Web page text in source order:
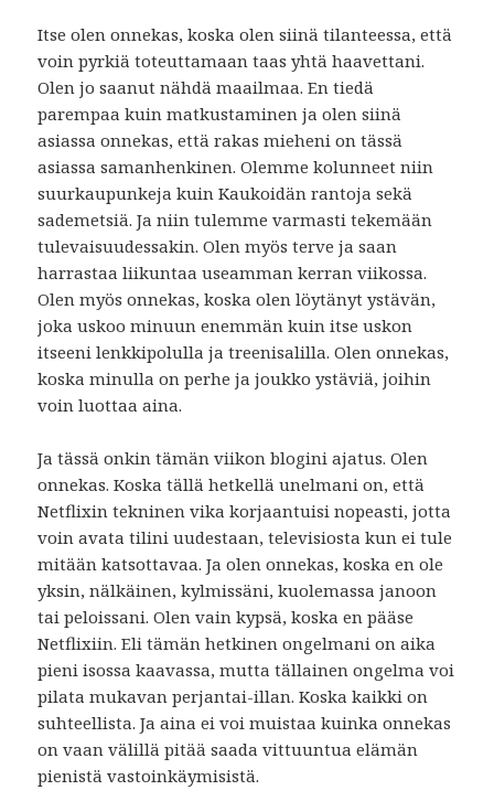
Itse olen onnekas, koska olen siinä tilanteessa, että
voin pyrkiä toteuttamaan taas yhtä haavettani.
Olen jo saanut nähdä maailmaa. En tiedä
parempaa kuin matkustaminen ja olen siinä
asiassa onnekas, että rakas mieheni on tässä
asiassa samanhenkinen. Olemme kolunneet niin
suurkaupunkeja kuin Kaukoidän rantoja sekä
sademetsiä. Ja niin tulemme varmasti tekemään
tulevaisuudessakin. Olen myös terve ja saan
harrastaa liikuntaa useamman kerran viikossa.
Olen myös onnekas, koska olen löytänyt ystävän,
joka uskoo minuun enemmän kuin itse uskon
itseeni lenkkipolulla ja treenisalilla. Olen onnekas,
koska minulla on perhe ja joukko ystäviä, joihin
voin luottaa aina.
Ja tässä onkin tämän viikon blogini ajatus. Olen
onnekas. Koska tällä hetkellä unelmani on, että
Netflixin tekninen vika korjaantuisi nopeasti, jotta
voin avata tilini uudestaan, televisiosta kun ei tule
mitään katsottavaa. Ja olen onnekas, koska en ole
yksin, nälkäinen, kylmissäni, kuolemassa janoon
tai peloissani. Olen vain kypsä, koska en pääse
Netflixiin. Eli tämän hetkinen ongelmani on aika
pieni isossa kaavassa, mutta tällainen ongelma voi
pilata mukavan perjantai-illan. Koska kaikki on
suhteellista. Ja aina ei voi muistaa kuinka onnekas
on vaan välillä pitää saada vittuuntua elämän
pienistä vastoinkäymisistä.